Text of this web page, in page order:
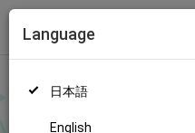
トップ
Language
日本語
English
のファンが応援しています。